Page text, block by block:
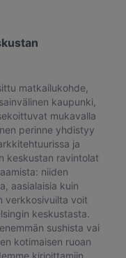
matkailukohde,
kaupunki,
mukavalla
perinne yhdistyy
ja
keskustan ravintolat
niiden
aasialaisia kuin
verkkosivuilta voit
keskustasta.
sushista vai
kotimaisen ruoan
kirjoittamiin